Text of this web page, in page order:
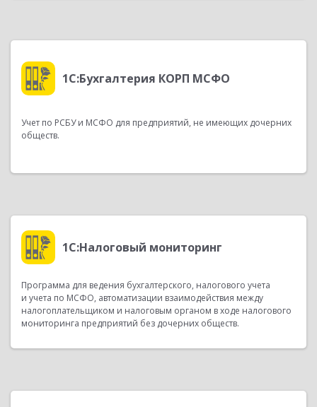
1С:Бухгалтерия КОРП МСФО
Учет по РСБУ и МСФО для предприятий, не имеющих дочерних
обществ.
1С:Налоговый мониторинг
Программа для ведения бухгалтерского, налогового учета
и учета по МСФО, автоматизации взаимодействия между
налогоплательщиком и налоговым органом в ходе налогового
мониторинга предприятий без дочерних обществ.